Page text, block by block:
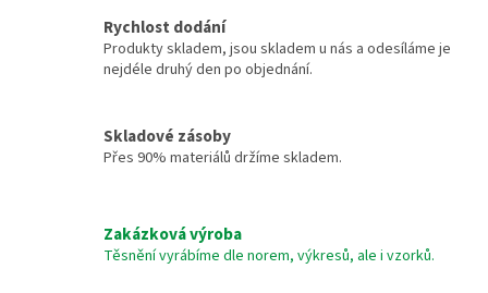
Rychlost dodání
Produkty skladem, jsou skladem u nás a odesíláme je
nejdéle druhý den po objednání.
Skladové zásoby
Přes 90% materiálů držíme skladem.
Zakázková výroba
Těsnění vyrábíme dle norem, výkresů, ale i vzorků.